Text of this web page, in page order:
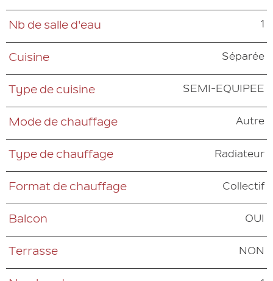
Nb de salle d'eau 1
Cuisine Séparée
Type de cuisine SEMI-EQUIPEE
Mode de chauffage Autre
Type de chauffage Radiateur
Format de chauffage Collectif
Balcon OUI
Terrasse NON